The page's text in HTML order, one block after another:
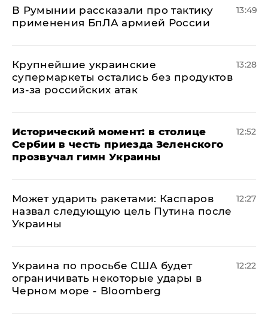
В Румынии рассказали про тактику
применения БпЛА армией России
13:49
Крупнейшие украинские
супермаркеты остались без продуктов
из-за российских атак
13:28
Исторический момент: в столице
Сербии в честь приезда Зеленского
прозвучал гимн Украины
12:52
Может ударить ракетами: Каспаров
назвал следующую цель Путина после
Украины
12:27
Украина по просьбе США будет
ограничивать некоторые удары в
Черном море - Bloomberg
12:22